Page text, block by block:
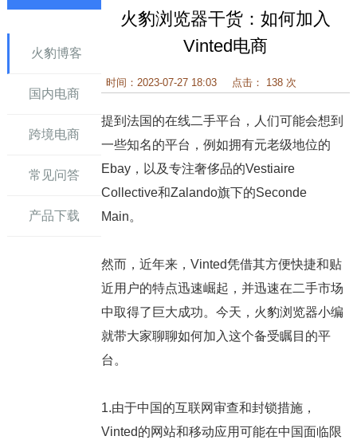
火豹博客
国内电商
跨境电商
常见问答
产品下载
火豹浏览器干货：如何加入
Vinted电商
时间：2023-07-27 18:03 点击： 138 次
提到法国的在线二手平台，人们可能会想到
一些知名的平台，例如拥有元老级地位的
Ebay，以及专注奢侈品的Vestiaire
Collective和Zalando旗下的Seconde
Main。
然而，近年来，Vinted凭借其方便快捷和贴
近用户的特点迅速崛起，并迅速在二手市场
中取得了巨大成功。今天，火豹浏览器小编
就带大家聊聊如何加入这个备受瞩目的平
台。
1.由于中国的互联网审查和封锁措施，
Vinted的网站和移动应用可能在中国面临限